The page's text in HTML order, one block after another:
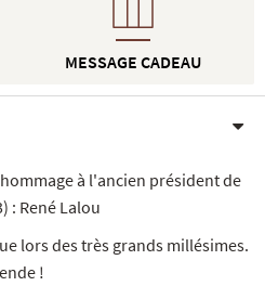
MESSAGE CADEAU
à l'ancien président de
: René Lalou
lors des très grands millésimes.
!